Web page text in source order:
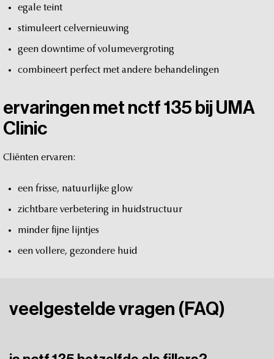
egale teint
stimuleert celvernieuwing
geen downtime of volumevergroting
combineert perfect met andere behandelingen
ervaringen met nctf 135 bij UMA
Clinic
Cliënten ervaren:
een frisse, natuurlijke glow
zichtbare verbetering in huidstructuur
minder fijne lijntjes
een vollere, gezondere huid
veelgestelde vragen (FAQ)